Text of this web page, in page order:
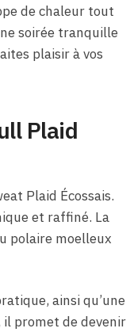
de chaleur tout
soirée tranquille
plaisir à vos
Plaid
Plaid Écossais.
et raffiné. La
polaire moelleux
ainsi qu’une
promet de devenir